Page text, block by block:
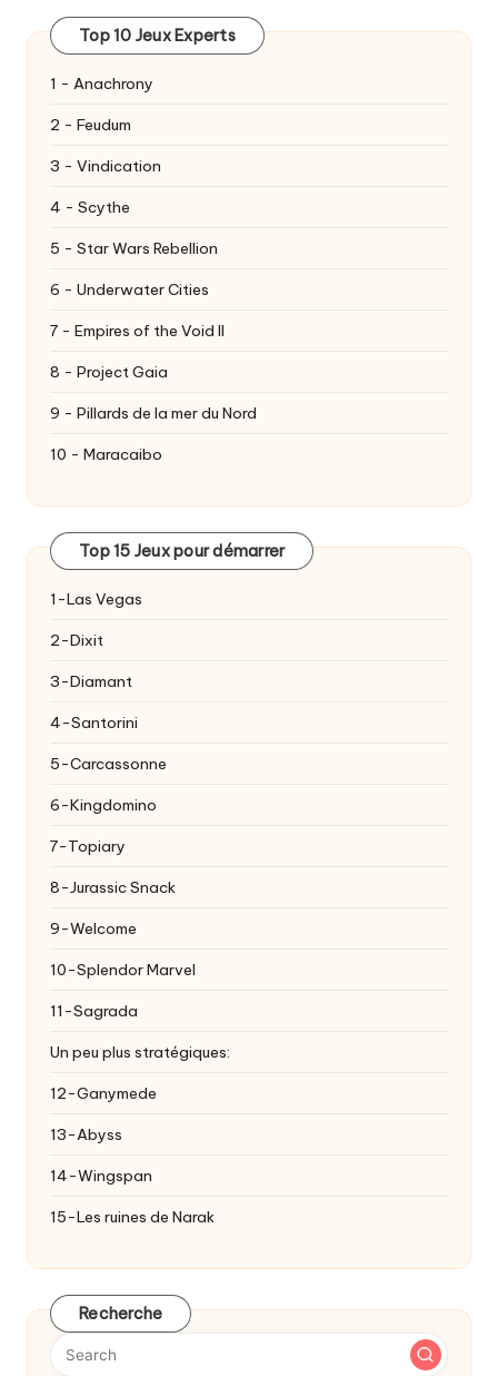
Top 10 Jeux Experts
1 - Anachrony
2 - Feudum
3 - Vindication
4 - Scythe
5 - Star Wars Rebellion
6 - Underwater Cities
7 - Empires of the Void II
8 - Project Gaia
9 - Pillards de la mer du Nord
10 - Maracaibo
Top 15 Jeux pour démarrer
1-Las Vegas
2-Dixit
3-Diamant
4-Santorini
5-Carcassonne
6-Kingdomino
7-Topiary
8-Jurassic Snack
9-Welcome
10-Splendor Marvel
11-Sagrada
Un peu plus stratégiques:
12-Ganymede
13-Abyss
14-Wingspan
15-Les ruines de Narak
Recherche